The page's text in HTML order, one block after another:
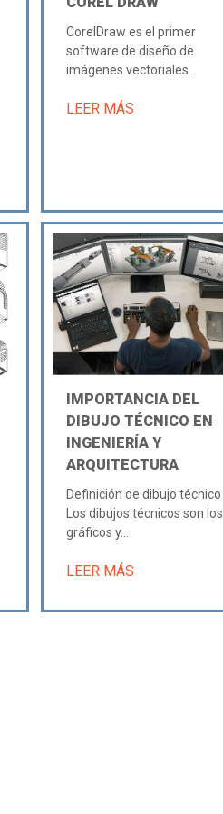
CorelDraw es el primer
software de diseño de
imágenes vectoriales...
LEER MÁS
IMPORTANCIA DEL
DIBUJO TÉCNICO EN
INGENIERÍA Y
ARQUITECTURA
Definición de dibujo técnico
Los dibujos técnicos son los
gráficos y...
LEER MÁS